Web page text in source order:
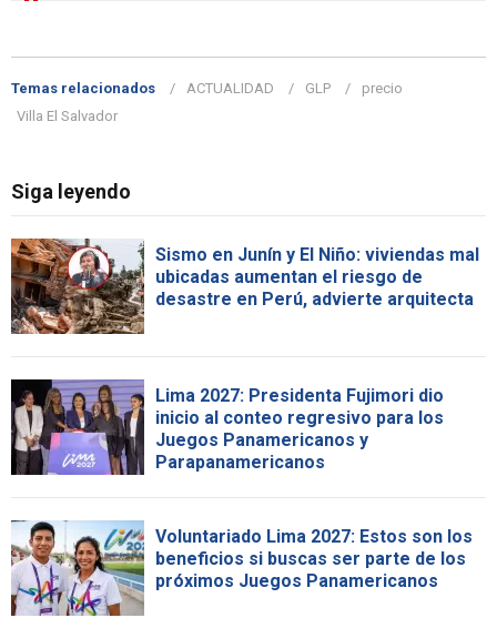
Temas relacionados ACTUALIDAD GLP
precio
Villa El Salvador
Siga leyendo
Sismo en Junín y El Niño: viviendas mal
ubicadas aumentan el riesgo de
desastre en Perú, advierte arquitecta
Lima 2027: Presidenta Fujimori dio
inicio al conteo regresivo para los
Juegos Panamericanos y
Parapanamericanos
Voluntariado Lima 2027: Estos son los
beneficios si buscas ser parte de los
próximos Juegos Panamericanos